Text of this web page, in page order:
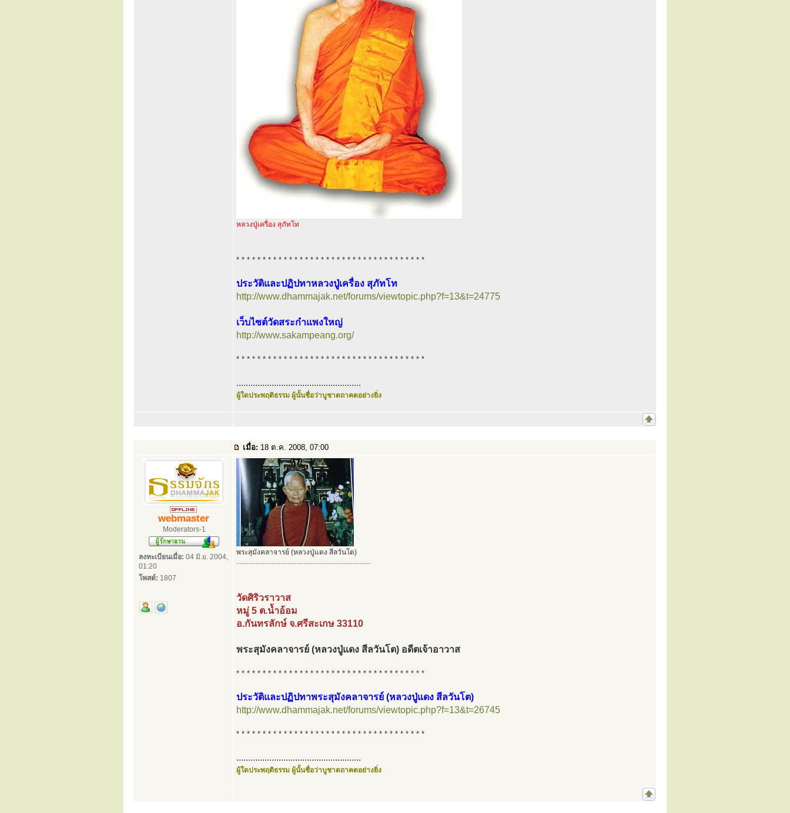
หลวงปู่เครื่อง สุภัทโท
* * * * * * * * * * * * * * * * * * * * * * * * * * * * * * * * * * * *
ประวัติและปฏิปทาหลวงปู่เครื่อง สุภัทโท
http://www.dhammajak.net/forums/viewtopic.php?f=13&t=24775
เว็บไซต์วัดสระกำแพงใหญ่
http://www.sakampeang.org/
* * * * * * * * * * * * * * * * * * * * * * * * * * * * * * * * * * * *
.....................................................
ผู้ใดประพฤติธรรม ผู้นั้นชื่อว่าบูชาตถาคตอย่างยิ่ง
เมื่อ: 18 ต.ค. 2008, 07:00
webmaster
Moderators-1
ลงทะเบียนเมื่อ: 04 มิ.ย. 2004,
01:20
โพสต์: 1807
พระสุมังคลาจารย์ (หลวงปู่แดง สีลวันโต)
............................................................................
วัดศิริวราวาส
หมู่ 5 ต.น้ำอ้อม
อ.กันทรลักษ์ จ.ศรีสะเกษ 33110
พระสุมังคลาจารย์ (หลวงปู่แดง สีลวันโต) อดีตเจ้าอาวาส
* * * * * * * * * * * * * * * * * * * * * * * * * * * * * * * * * * * *
ประวัติและปฏิปทาพระสุมังคลาจารย์ (หลวงปู่แดง สีลวันโต)
http://www.dhammajak.net/forums/viewtopic.php?f=13&t=26745
* * * * * * * * * * * * * * * * * * * * * * * * * * * * * * * * * * * *
.....................................................
ผู้ใดประพฤติธรรม ผู้นั้นชื่อว่าบูชาตถาคตอย่างยิ่ง